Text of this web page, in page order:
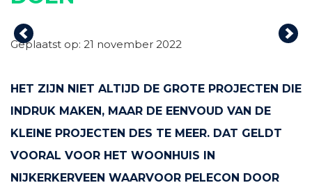
Previous
Geplaatst op: 21 november 2022
HET ZIJN NIET ALTIJD DE GROTE PROJECTEN DIE
INDRUK MAKEN, MAAR DE EENVOUD VAN DE
KLEINE PROJECTEN DES TE MEER. DAT GELDT
VOORAL VOOR HET WOONHUIS IN
NIJKERKERVEEN WAARVOOR PELECON DOOR